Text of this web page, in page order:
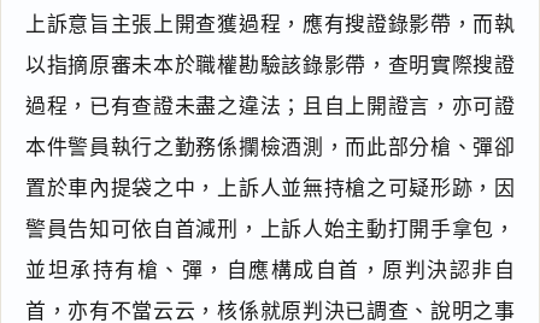
上訴意旨主張上開查獲過程，應有搜證錄影帶，而執
以指摘原審未本於職權勘驗該錄影帶，查明實際搜證
過程，已有查證未盡之違法；且自上開證言，亦可證
本件警員執行之勤務係攔檢酒測，而此部分槍、彈卻
置於車內提袋之中，上訴人並無持槍之可疑形跡，因
警員告知可依自首減刑，上訴人始主動打開手拿包，
並坦承持有槍、彈，自應構成自首，原判決認非自
首，亦有不當云云，核係就原判決已調查、說明之事